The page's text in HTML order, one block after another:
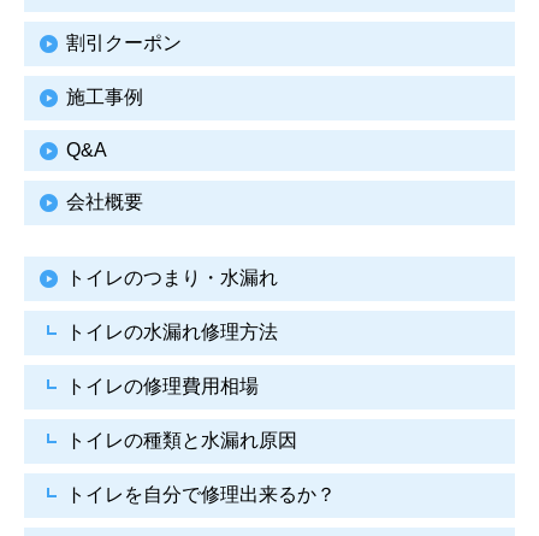
割引クーポン
施工事例
Q&A
会社概要
トイレのつまり・水漏れ
トイレの水漏れ修理方法
トイレの修理費用相場
トイレの種類と水漏れ原因
トイレを自分で修理出来るか？